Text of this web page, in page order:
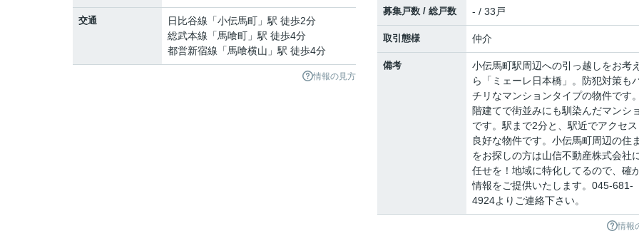
交通 日比谷線 「小伝馬町 」駅 徒歩2分
総武本線 「馬喰町 」駅 徒歩4分
都営新宿線 「馬喰横山 」駅 徒歩4分
情報の見方
募集戸数 / 総戸数 - / 33戸
取引態様 仲介
備考
小伝馬町駅周辺への引っ越しをお考
ら「ミェーレ日本橋」。防犯対策も
チリなマンションタイプの物件です
階建てで街並みにも馴染んだマンシ
です。駅まで2分と、駅近でアクセス
良好な物件です。小伝馬町周辺の住
をお探しの方は山信不動産株式会社
任せを！地域に特化してるので、確
情報をご提供いたします。045-681-
4924よりご連絡下さい。
情報